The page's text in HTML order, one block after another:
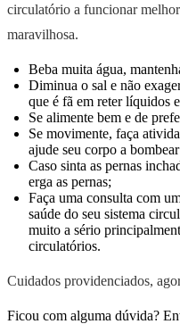
circulatório a funcionar
maravilhosa.
Beba muita água,
Diminua o sal e não
que é fã em reter líquidos
Se alimente bem e de
Se movimente, faça
ajude seu corpo a
Caso sinta as pernas
erga as pernas;
Faça uma consulta com
saúde do seu sistema
muito a sério
circulatórios.
Cuidados providenciados,
Ficou com alguma dúvida?